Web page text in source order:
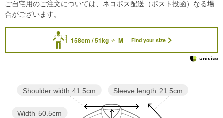
158cm / 51kg M Find your size
Sleeve length 21.5cm
Width 50.5cm
Shoulder width 41.5cm
ご自宅用のご注文については、ネコポス配送（ポスト投函）なる場
合がございます。